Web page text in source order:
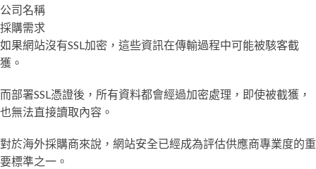
公司名稱
採購需求
如果網站沒有SSL加密，這些資訊在傳輸過程中可能被駭客截
獲。
而部署SSL憑證後，所有資料都會經過加密處理，即使被截獲，
也無法直接讀取內容。
對於海外採購商來說，網站安全已經成為評估供應商專業度的重
要標準之一。